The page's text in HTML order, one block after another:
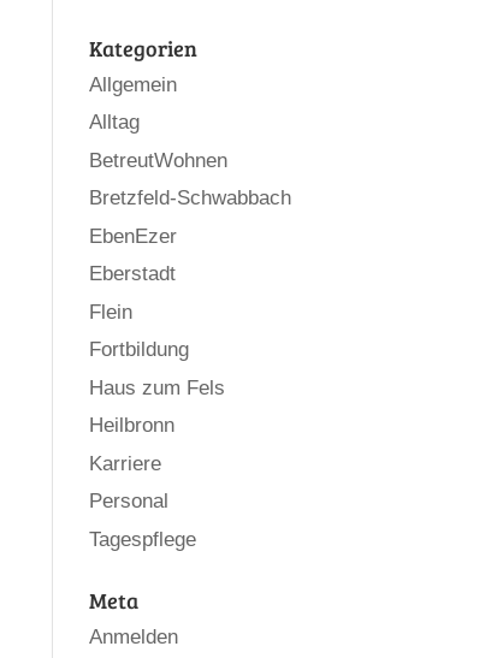
Kategorien
Allgemein
Alltag
BetreutWohnen
Bretzfeld-Schwabbach
EbenEzer
Eberstadt
Flein
Fortbildung
Haus zum Fels
Heilbronn
Karriere
Personal
Tagespflege
Meta
Anmelden